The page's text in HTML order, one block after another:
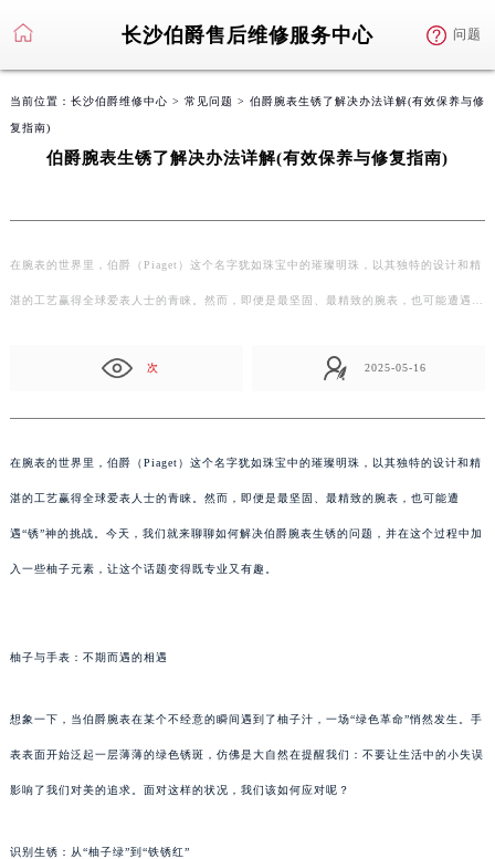
长沙伯爵售后维修服务中心 问题
当前位置： 长沙伯爵维修中心 > 常见问题 > 伯爵腕表生锈了解决办法详解(有效保养与修
复指南)
伯爵腕表生锈了解决办法详解(有效保养与修复指南)
在腕表的世界里，伯爵（Piaget）这个名字犹如珠宝中的璀璨明珠，以其独特的设计和精
湛的工艺赢得全球爱表人士的青睐。然而，即便是最坚固、最精致的腕表，也可能遭遇…
次 2025-05-16
在腕表的世界里，伯爵（Piaget）这个名字犹如珠宝中的璀璨明珠，以其独特的设计和精
湛的工艺赢得全球爱表人士的青睐。然而，即便是最坚固、最精致的腕表，也可能遭
遇“锈”神的挑战。今天，我们就来聊聊如何解决伯爵腕表生锈的问题，并在这个过程中加
入一些柚子元素，让这个话题变得既专业又有趣。
柚子与手表：不期而遇的相遇
想象一下，当伯爵腕表在某个不经意的瞬间遇到了柚子汁，一场“绿色革命”悄然发生。手
表表面开始泛起一层薄薄的绿色锈斑，仿佛是大自然在提醒我们：不要让生活中的小失误
影响了我们对美的追求。面对这样的状况，我们该如何应对呢？
识别生锈：从“柚子绿”到“铁锈红”